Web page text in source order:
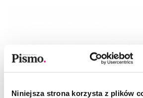
Niniejsza strona korzysta z plików